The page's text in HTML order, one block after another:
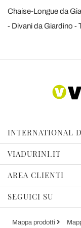
Chaise-Longue da
Divani da Giardino
INTERNATIONAL
VIADURINI.IT
AREA CLIENTI
SEGUICI SU
Mappa prodotti